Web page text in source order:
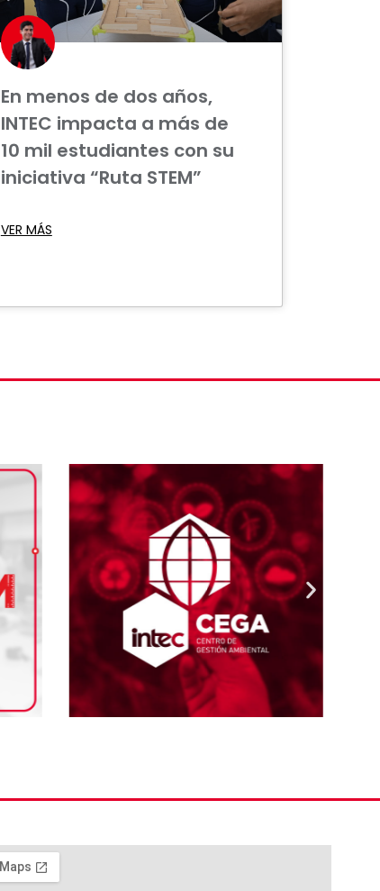
En menos de dos años,
INTEC impacta a más de
10 mil estudiantes con su
iniciativa “Ruta STEM”
VER MÁS